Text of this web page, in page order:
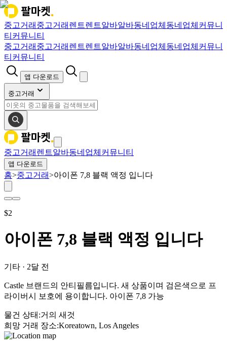
중고거래 중고거래 렌트렌트알바알바동네업체 동네업체 커뮤니
티 커뮤니티
중고거래 중고거래 렌트렌트알바알바동네업체 동네업체 커뮤니
티 커뮤니티
앱 다운로드
중고거래
중고거래 렌트알바동네업체 커뮤니티
앱 다운로드
홈>중고거래>아이폰 7,8 블랙 액정 입니다
$2
아이폰 7,8 블랙 액정 입니다
기타 · 2달 전
Castle 브랜드의 안티필름입니다. 새 상품이며 검은색으로 프
라이버시 보호에 용이합니다. 아이폰 7,8 가능
물건 상태 :거의 새것
희망 거래 장소:Koreatown, Los Angeles